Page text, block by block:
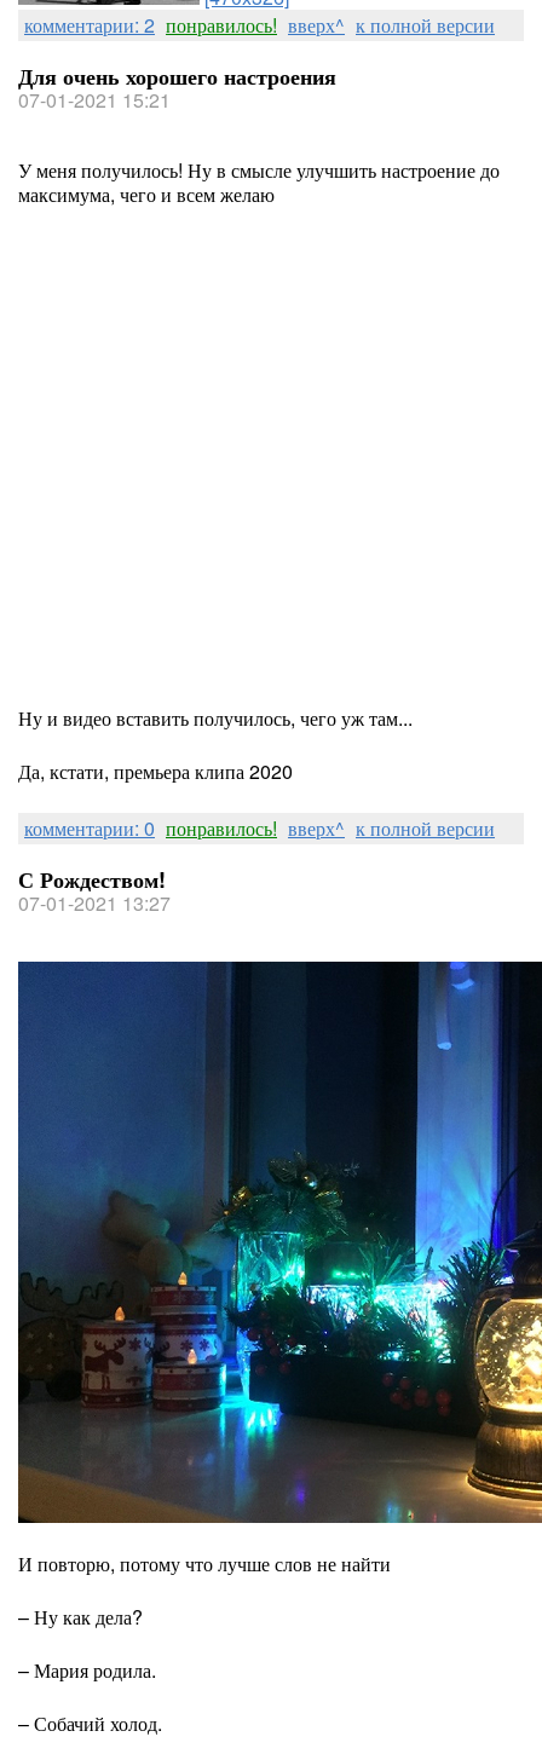
комментарии: 2 понравилось! вверх^ к полной версии
Для очень хорошего настроения
07-01-2021 15:21
У меня получилось! Ну в смысле улучшить настроение до
максимума, чего и всем желаю
Ну и видео вставить получилось, чего уж там...
Да, кстати, премьера клипа 2020
комментарии: 0 понравилось! вверх^ к полной версии
С Рождеством!
07-01-2021 13:27
И повторю, потому что лучше слов не найти
– Ну как дела?
– Мария родила.
– Собачий холод.